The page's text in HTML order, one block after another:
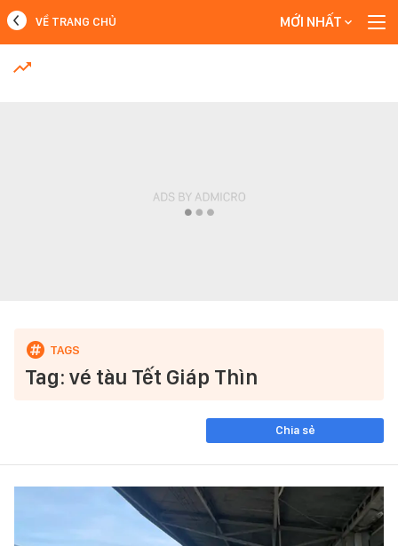
MỚI NHẤT
VỀ TRANG CHỦ MỚI NHẤT
Tag: vé tàu Tết Giáp Thìn
Chia sẻ